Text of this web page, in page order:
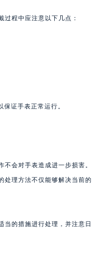
过程中应注意以下几点：
证手表正常运行。
会对手表造成进一步损害。
处理方法不仅能够解决当前的
当的措施进行处理，并注意日